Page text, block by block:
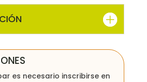
es necesario inscribirse en